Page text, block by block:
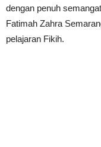
dengan penuh
Fatimah Zahra
pelajaran Fikih.